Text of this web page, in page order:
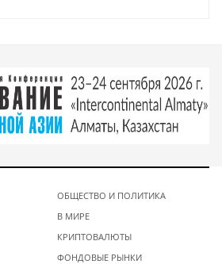
ОБЩЕСТВО И ПОЛИТИКА
В МИРЕ
КРИПТОВАЛЮТЫ
ФОНДОВЫЕ РЫНКИ